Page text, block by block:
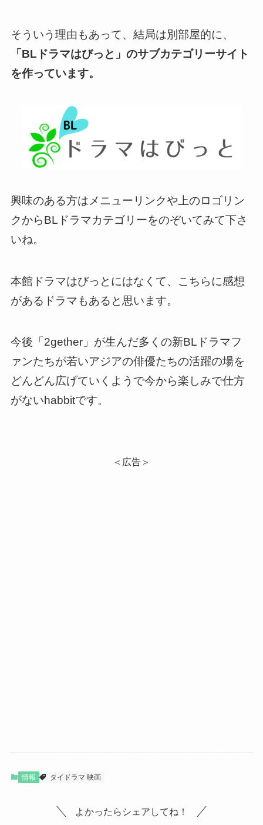
そういう理由もあって、結局は別部屋的に、
「BLドラマはびっと」のサブカテゴリーサイト
を作っています。
興味のある方はメニューリンクや上のロゴリン
クからBLドラマカテゴリーをのぞいてみて下さ
いね。
本館ドラマはびっとにはなくて、こちらに感想
があるドラマもあると思います。
今後「2gether」が生んだ多くの新BLドラマフ
ァンたちが若いアジアの俳優たちの活躍の場を
どんどん広げていくようで今から楽しみで仕方
がないhabbitです。
＜広告＞
情報 タイドラマ 映画
よかったらシェアしてね！